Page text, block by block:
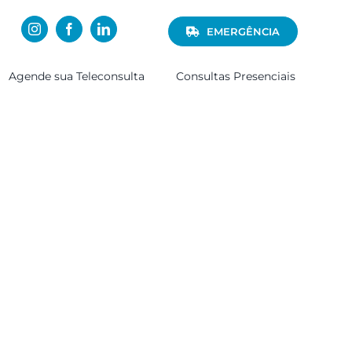
EMERGÊNCIA
Agende sua Teleconsulta Consultas Presenciais